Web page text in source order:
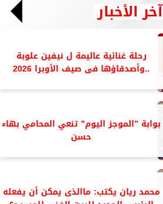
آخر الأخبار
رحلة غنائية عاليمة ل نيفين علوبة
..وأصدقاؤها فى صيف الأوبرا 2026
بوابة ”الموجز اليوم” تنعي المحامي بهاء
حسن
محمد ريان يكتب: ماالذى يمكن أن يفعله